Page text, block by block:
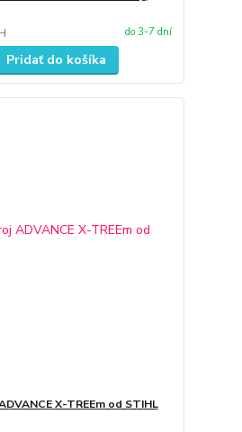
do 3-7 dní
Pridať do košíka
X-TREEm od STIHL